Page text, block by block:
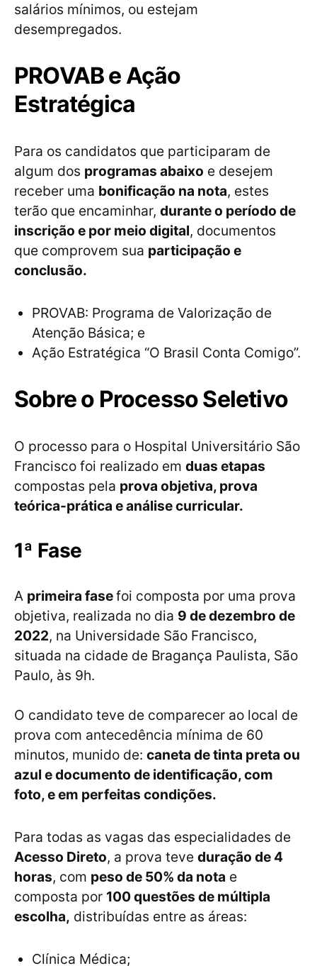
salários mínimos, ou estejam
desempregados.
PROVAB e Ação
Estratégica
Para os candidatos que participaram de
algum dos programas abaixo e desejem
receber uma bonificação na nota, estes
terão que encaminhar, durante o período de
inscrição e por meio digital, documentos
que comprovem sua participação e
conclusão.
PROVAB: Programa de Valorização de
Atenção Básica; e
Ação Estratégica “O Brasil Conta Comigo”.
Sobre o Processo Seletivo
O processo para o Hospital Universitário São
Francisco foi realizado em duas etapas
compostas pela prova objetiva, prova
teórica-prática e análise curricular.
1ª Fase
A primeira fasefoi composta por uma prova
objetiva, realizada no dia 9 de dezembro de
2022, na Universidade São Francisco,
situada na cidade de Bragança Paulista, São
Paulo, às 9h.
O candidato teve de comparecer ao local de
prova com antecedência mínima de 60
minutos, munido de: caneta de tinta preta ou
azul e documento de identificação, com
foto, e em perfeitas condições.
Para todas as vagas das especialidades de
Acesso Direto, a prova teve duração de 4
horas, com peso de 50% da nota e
composta por 100 questões de múltipla
escolha, distribuídas entre as áreas:
Clínica Médica;